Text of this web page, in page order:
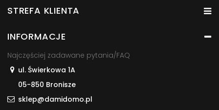
STREFA KLIENTA
INFORMACJE
Najczęściej zadawane pytania/FAQ
ul. Świerkowa 1A
05-850 Bronisze
sklep@damidomo.pl